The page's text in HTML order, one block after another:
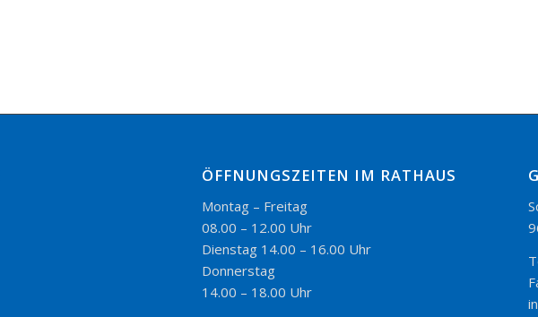
ÖFFNUNGSZEITEN IM RATHAUS
Montag – Freitag
08.00 – 12.00 Uhr
Dienstag 14.00 – 16.00 Uhr
Donnerstag
14.00 – 18.00 Uhr